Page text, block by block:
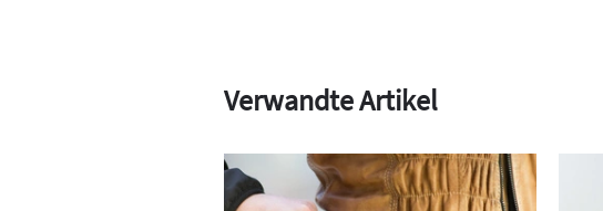
Verwandte Artikel